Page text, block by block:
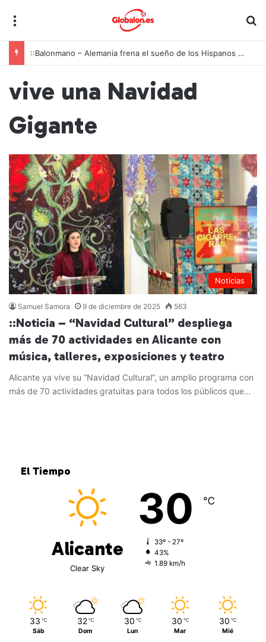
::Balonmano – Alemania frena el sueño de los Hispanos Juveniles, que lucharán ahora por el bronce europeo
vive una Navidad
Gigante
Noticias
Samuel Samora 9 de diciembre de 2025 563
::Noticia – “Navidad Cultural” despliega
más de 70 actividades en Alicante con
música, talleres, exposiciones y teatro
Alicante ya vive su “Navidad Cultural”, un amplio programa con
más de 70 actividades gratuitas para todos los públicos que…
El Tiempo
Alicante
Clear Sky
30 ℃
33º - 27º
43%
1.89 km/h
33 ℃
Sáb
32 ℃
Dom
30 ℃
Lun
30 ℃
Mar
30 ℃
Mié